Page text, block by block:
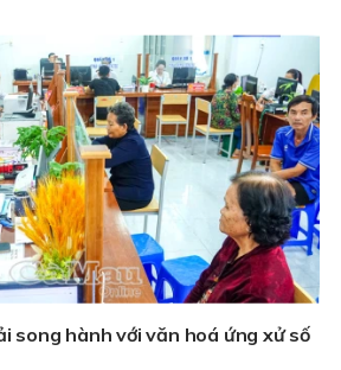
song hành với văn hoá ứng xử số